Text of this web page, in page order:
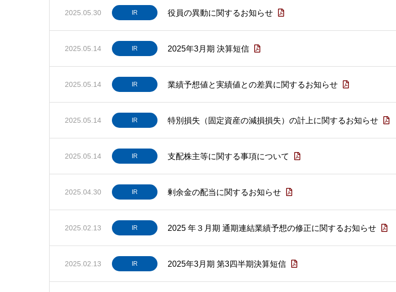
2025.05.30 IR 役員の異動に関するお知らせ
2025.05.14 IR 2025年3月期 決算短信
2025.05.14 IR 業績予想値と実績値との差異に関するお知らせ
2025.05.14 IR 特別損失（固定資産の減損損失）の計上に関するお知らせ
2025.05.14 IR 支配株主等に関する事項について
2025.04.30 IR 剰余金の配当に関するお知らせ
2025.02.13 IR 2025 年３月期 通期連結業績予想の修正に関するお知らせ
2025.02.13 IR 2025年3月期 第3四半期決算短信